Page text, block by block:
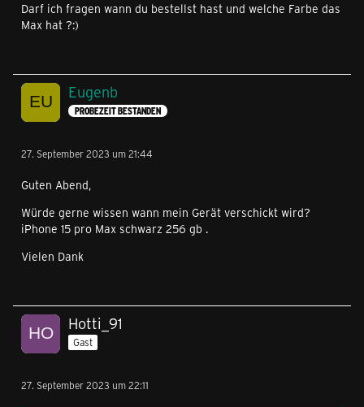
Darf ich fragen wann du bestellst hast und welche Farbe das
Max hat ?:)
Eugenb
PROBEZEIT BESTANDEN
27. September 2023 um 21:44
Guten Abend,
Würde gerne wissen wann mein Gerät verschickt wird?
iPhone 15 pro Max schwarz 256 gb .
Vielen Dank
Hotti_91
Gast
27. September 2023 um 22:11